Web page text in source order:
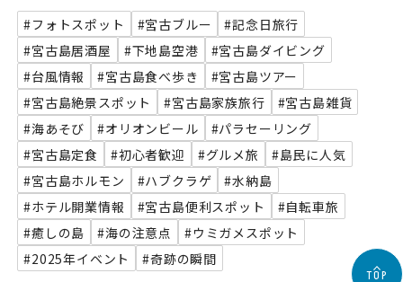
#フォトスポット #宮古ブルー
#記念日旅行
#宮古島居酒屋
#下地島空港
#宮古島ダイビング
#台風情報
#宮古島食べ歩き
#宮古島ツアー
#宮古島絶景スポット
#宮古島家族旅行
#宮古島雑貨
#海あそび
#オリオンビール
#パラセーリング
#宮古島定食
#初心者歓迎 #グルメ旅
#島民に人気
#宮古島ホルモン
#ハブクラゲ
#水納島
#ホテル開業情報
#宮古島便利スポット
#自転車旅
#癒しの島
#海の注意点
#ウミガメスポット
#2025年イベント
#奇跡の瞬間
TOP